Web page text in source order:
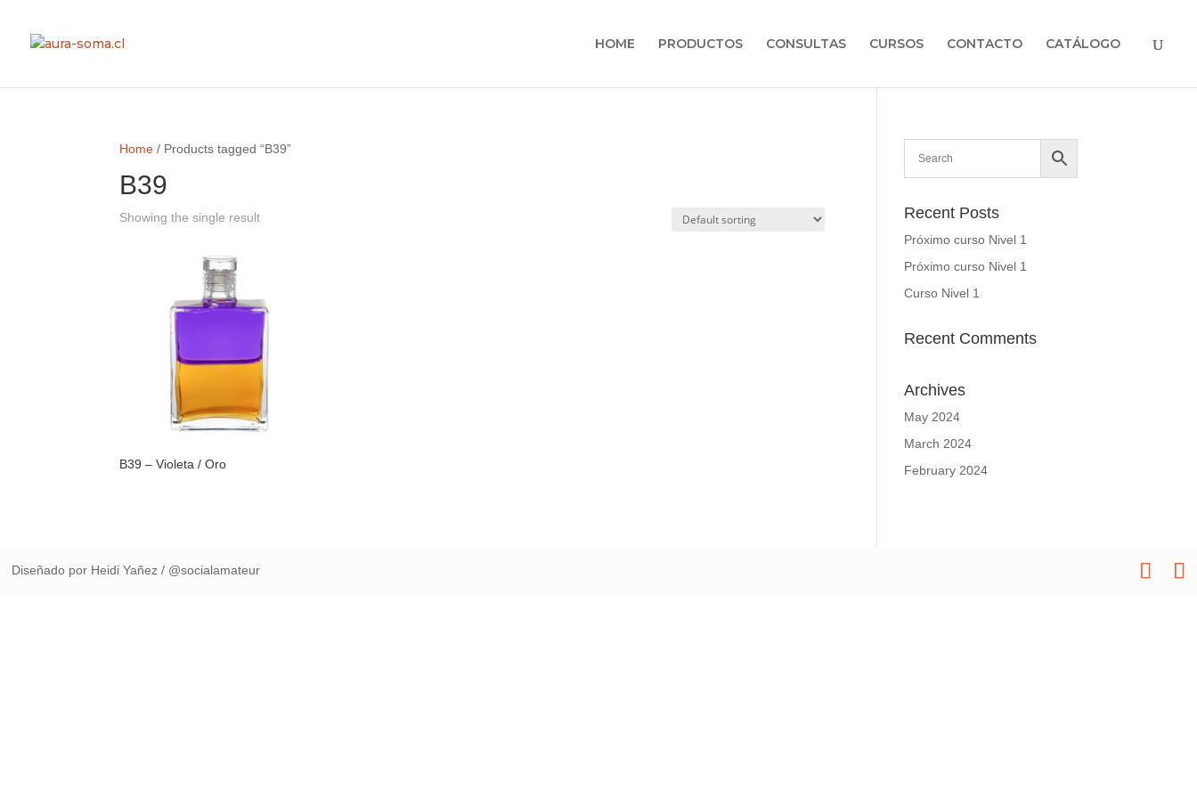
HOME PRODUCTOS CONSULTAS CURSOS CONTACTO CATÁLOGO
Home / Products tagged “B39”
B39
Showing the single result
B39 – Violeta / Oro
Recent Posts
Próximo curso Nivel 1
Próximo curso Nivel 1
Curso Nivel 1
Recent Comments
Archives
May 2024
March 2024
February 2024
Diseñado por Heidi Yañez / @socialamateur